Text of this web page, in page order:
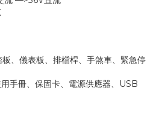
、儀表板、排檔桿、手煞車、緊急停
手冊、保固卡、電源供應器、USB